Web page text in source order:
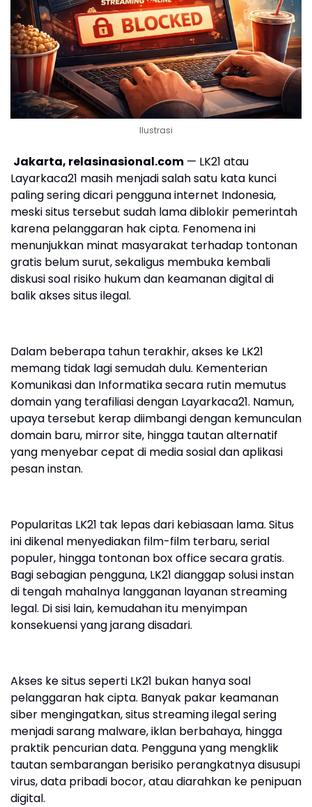
Ilustrasi
Jakarta, relasinasional.com — LK21 atau
Layarkaca21 masih menjadi salah satu kata kunci
paling sering dicari pengguna internet Indonesia,
meski situs tersebut sudah lama diblokir pemerintah
karena pelanggaran hak cipta. Fenomena ini
menunjukkan minat masyarakat terhadap tontonan
gratis belum surut, sekaligus membuka kembali
diskusi soal risiko hukum dan keamanan digital di
balik akses situs ilegal.
Dalam beberapa tahun terakhir, akses ke LK21
memang tidak lagi semudah dulu. Kementerian
Komunikasi dan Informatika secara rutin memutus
domain yang terafiliasi dengan Layarkaca21. Namun,
upaya tersebut kerap diimbangi dengan kemunculan
domain baru, mirror site, hingga tautan alternatif
yang menyebar cepat di media sosial dan aplikasi
pesan instan.
Popularitas LK21 tak lepas dari kebiasaan lama. Situs
ini dikenal menyediakan film-film terbaru, serial
populer, hingga tontonan box office secara gratis.
Bagi sebagian pengguna, LK21 dianggap solusi instan
di tengah mahalnya langganan layanan streaming
legal. Di sisi lain, kemudahan itu menyimpan
konsekuensi yang jarang disadari.
Akses ke situs seperti LK21 bukan hanya soal
pelanggaran hak cipta. Banyak pakar keamanan
siber mengingatkan, situs streaming ilegal sering
menjadi sarang malware, iklan berbahaya, hingga
praktik pencurian data. Pengguna yang mengklik
tautan sembarangan berisiko perangkatnya disusupi
virus, data pribadi bocor, atau diarahkan ke penipuan
digital.